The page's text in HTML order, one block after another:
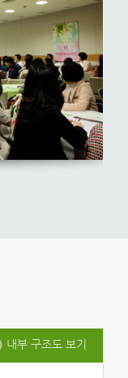
내부 구조도 보기